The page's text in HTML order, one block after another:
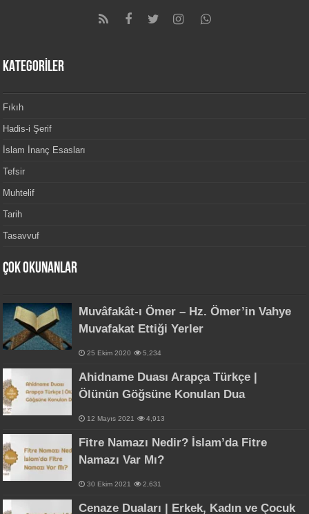
KATEGORİLER
Fıkıh
Hadis-i Şerif
İslam İnanç Esasları
Tefsir
Muhtelif
Tarih
Tasavvuf
Çok Okunanlar
Muvâfakât-ı Ömer – Hz. Ömer’in Vahye
Muvafakat Ettiği Yerler
25 Ekim 2020 5,234
Ahidname Duası Arapça Türkçe |
Ölünün Göğsüne Konulan Dua
12 Mayıs 2021 4,913
Fitre Namazı Nedir? İslam’da Fitre
Namazı Var Mı?
30 Ekim 2021 2,631
Cenaze Duaları | Erkek, Kadın ve Çocuk